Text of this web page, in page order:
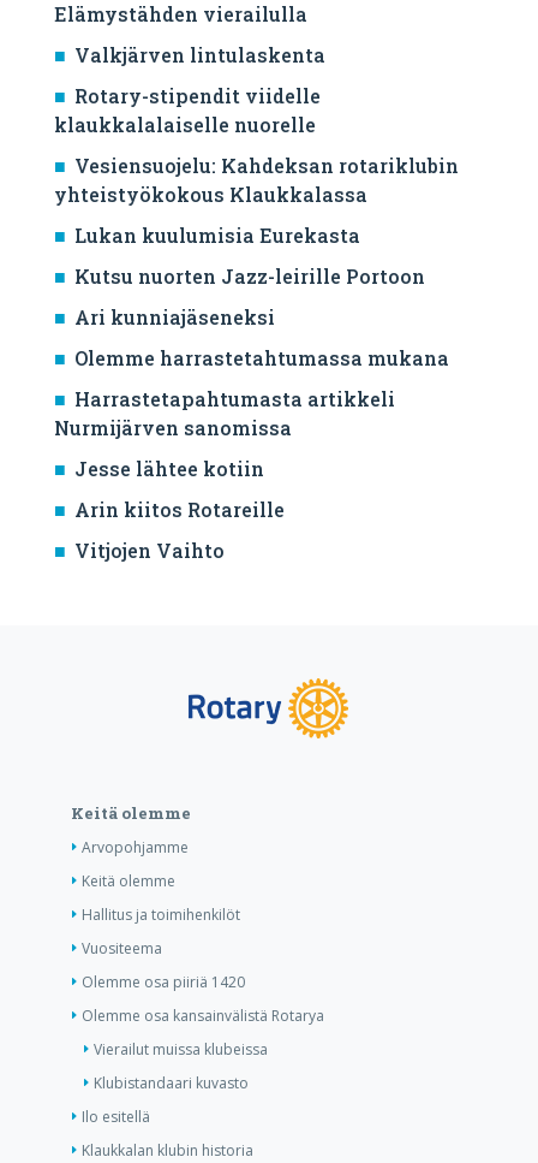
Elämystähden vierailulla
Valkjärven lintulaskenta
Rotary-stipendit viidelle
klaukkalalaiselle nuorelle
Vesiensuojelu: Kahdeksan rotariklubin
yhteistyökokous Klaukkalassa
Lukan kuulumisia Eurekasta
Kutsu nuorten Jazz-leirille Portoon
Ari kunniajäseneksi
Olemme harrastetahtumassa mukana
Harrastetapahtumasta artikkeli
Nurmijärven sanomissa
Jesse lähtee kotiin
Arin kiitos Rotareille
Vitjojen Vaihto
Keitä olemme
Arvopohjamme
Keitä olemme
Hallitus ja toimihenkilöt
Vuositeema
Olemme osa piiriä 1420
Olemme osa kansainvälistä Rotarya
Vierailut muissa klubeissa
Klubistandaari kuvasto
Ilo esitellä
Klaukkalan klubin historia